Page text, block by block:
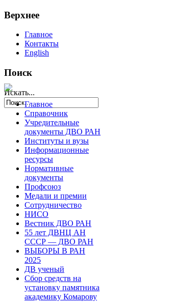
Верхнее
Главное
Контакты
English
Поиск
Искать...
Главное
Справочник
Учредительные
документы ДВО РАН
Институты и вузы
Информационные
ресурсы
Нормативные
документы
Профсоюз
Медали и премии
Сотрудничество
НИСО
Вестник ДВО РАН
55 лет ДВНЦ АН
СССР — ДВО РАН
ВЫБОРЫ В РАН
2025
ДВ ученый
Сбор средств на
установку памятника
академику Комарову